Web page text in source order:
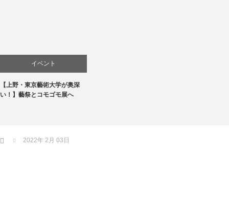
イベント
お店
文化
【上野・東京藝術大学が奥深
い！】藝祭とコモゴモ展へ
ホーム 2022年 2月 03日